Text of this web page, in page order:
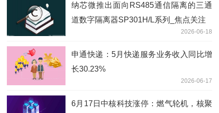
纳芯微推出面向RS485通信隔离的三通
道数字隔离器SP301H/L系列_焦点关注
2026-06-18
申通快递：5月快递服务业务收入同比增
长30.23%
2026-06-17
6月17日中核科技涨停：燃气轮机，核聚